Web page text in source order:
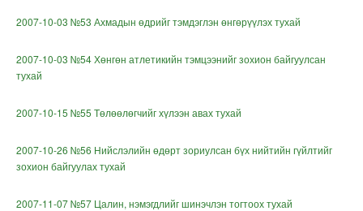
2007-10-03 №53 Ахмадын өдрийг тэмдэглэн өнгөрүүлэх тухай
2007-10-03 №54 Хөнгөн атлетикийн тэмцээнийг зохион байгуулсан
тухай
2007-10-15 №55 Төлөөлөгчийг хүлээн авах тухай
2007-10-26 №56 Нийслэлийн өдөрт зориулсан бүх нийтийн гүйлтийг
зохион байгуулах тухай
2007-11-07 №57 Цалин, нэмэгдлийг шинэчлэн тогтоох тухай